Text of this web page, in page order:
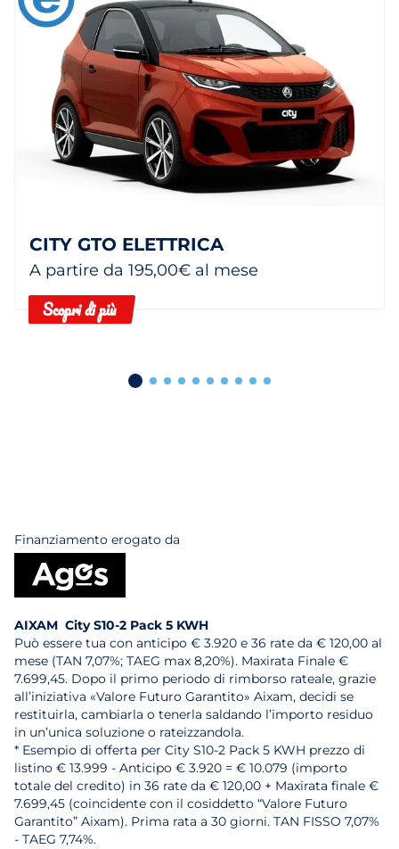
CITY GTO ELETTRICA
A partire da 195,00€ al mese
Scopri di più
Finanziamento erogato da
AIXAM City S10-2 Pack 5 KWH
Può essere tua con anticipo € 3.920 e 36 rate da € 120,00 al
mese (TAN 7,07%; TAEG max 8,20%). Maxirata Finale €
7.699,45. Dopo il primo periodo di rimborso rateale, grazie
all’iniziativa «Valore Futuro Garantito» Aixam, decidi se
restituirla, cambiarla o tenerla saldando l’importo residuo
in un’unica soluzione o rateizzandola.
* Esempio di offerta per City S10-2 Pack 5 KWH prezzo di
listino € 13.999 - Anticipo € 3.920 = € 10.079 (importo
totale del credito) in 36 rate da € 120,00 + Maxirata finale €
7.699,45 (coincidente con il cosiddetto “Valore Futuro
Garantito” Aixam). Prima rata a 30 giorni. TAN FISSO 7,07%
- TAEG 7,74%.